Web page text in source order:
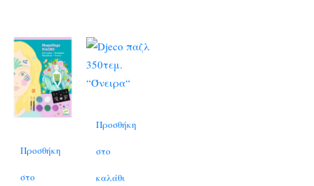
Προσθήκη
στο
Προσθήκη
στο
καλάθι